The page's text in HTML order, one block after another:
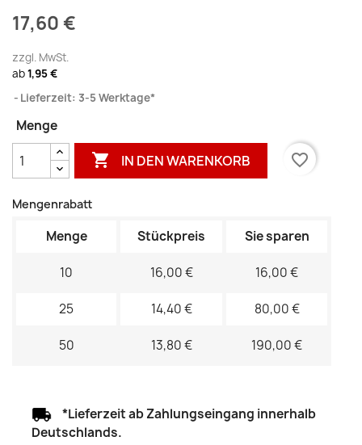
17,60 €
zzgl. MwSt.
ab1,95 €
Lieferzeit: 3-5 Werktage*
Menge
 IN DEN WARENKORB favorite_border
Mengenrabatt
Menge Stückpreis Sie sparen
10 16,00 € 16,00 €
25 14,40 € 80,00 €
50 13,80 € 190,00 €
*Lieferzeit ab Zahlungseingang innerhalb
Deutschlands.